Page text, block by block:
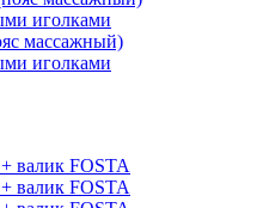
массажный)
иголками